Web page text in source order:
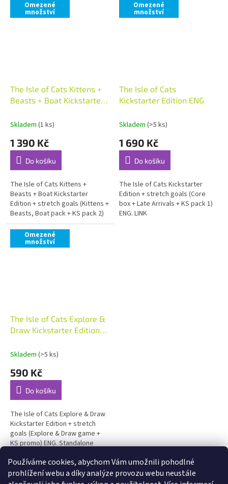
Používáme cookies, abychom Vám umožnili pohodlné
prohlížení webu a díky analýze provozu webu neustále
Omezené
množství
The Isle of Cats Kittens +
Beasts + Boat Kickstarter
Skladem (1 ks)
1 390 Kč
Do košíku
The Isle of Cats Kittens +
Beasts + Boat Kickstarter
Edition + stretch goals (Kittens +
Beasts, Boat pack + KS pack 2)
ENG. LINK
Omezené
množství
The Isle of Cats
Kickstarter Edition ENG
Skladem (>5 ks)
1 690 Kč
Do košíku
The Isle of Cats Kickstarter
Edition + stretch goals (Core
box + Late Arrivals + KS pack 1)
ENG. LINK
Omezené
množství
The Isle of Cats Explore &
Draw Kickstarter Edition
Skladem (>5 ks)
590 Kč
Do košíku
The Isle of Cats Explore & Draw
Kickstarter Edition + stretch
goals (Explore & Draw game +
KS promo) ENG. Standalone
O
v
9 položek celkem